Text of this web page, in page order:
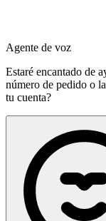
Agente de voz
Estaré encantado de
número de pedido o
tu cuenta?